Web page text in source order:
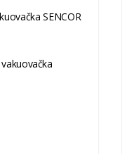
SENCOR